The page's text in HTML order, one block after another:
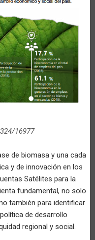
16977
de biomasa y una cada
y de innovación en los
Satélites para la
fundamental, no solo
también para identificar
de desarrollo
regional y social.